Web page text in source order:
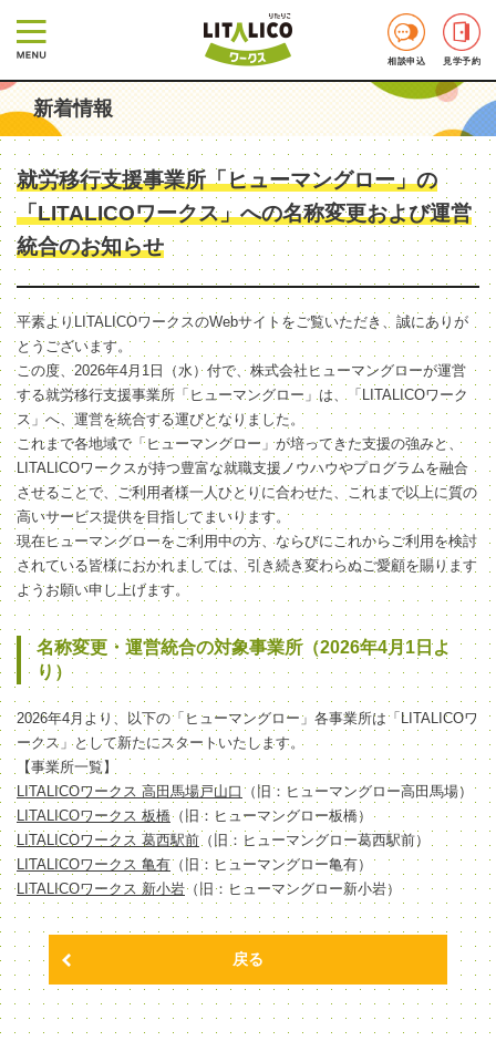
相談申込 見学予約
新着情報
就労移行支援事業所「ヒューマングロー」の
「LITALICOワークス」への名称変更および運営
統合のお知らせ
平素よりLITALICOワークスのWebサイトをご覧いただき、誠にありが
とうございます。
この度、2026年4月1日（水）付で、株式会社ヒューマングローが運営
する就労移行支援事業所「ヒューマングロー」は、「LITALICOワーク
ス」へ、運営を統合する運びとなりました。
これまで各地域で「ヒューマングロー」が培ってきた支援の強みと、
LITALICOワークスが持つ豊富な就職支援ノウハウやプログラムを融合
させることで、ご利用者様一人ひとりに合わせた、これまで以上に質の
高いサービス提供を目指してまいります。
現在ヒューマングローをご利用中の方、ならびにこれからご利用を検討
されている皆様におかれましては、引き続き変わらぬご愛顧を賜ります
ようお願い申し上げます。
名称変更・運営統合の対象事業所（2026年4月1日よ
り）
2026年4月より、以下の「ヒューマングロー」各事業所は「LITALICOワ
ークス」として新たにスタートいたします。
【事業所一覧】
LITALICOワークス 高田馬場戸山口 （旧：ヒューマングロー高田馬場）
LITALICOワークス 板橋（旧：ヒューマングロー板橋）
LITALICOワークス 葛西駅前 （旧：ヒューマングロー葛西駅前）
LITALICOワークス 亀有（旧：ヒューマングロー亀有）
LITALICOワークス 新小岩（旧：ヒューマングロー新小岩）
戻る